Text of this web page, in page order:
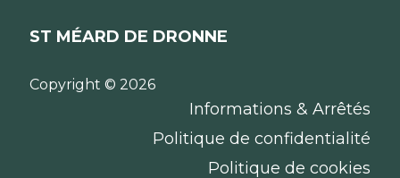
ST MÉARD DE DRONNE
Copyright © 2026
Informations & Arrêtés
Politique de confidentialité
Politique de cookies